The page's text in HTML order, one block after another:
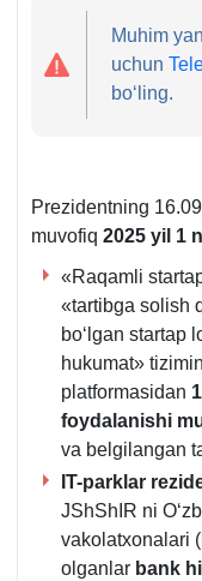
Muhim
uchun
boʻling.
Prezidentning
muvofiq 2025 yil 1
«Raqamli
«tartibga solish
boʻlgan startap
hukumat»
platformasidan
foydalanishi
va belgilangan
IT-parklar
JShShIR ni
vakolatхonalari
olganlar bank